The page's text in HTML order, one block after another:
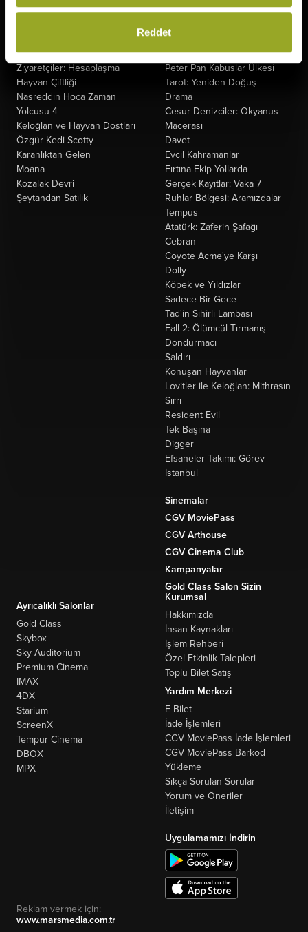
Reddet
Gün
Saplantı
Ziyaretçiler: Hesaplaşma
Hayvan Çiftliği
Nasreddin Hoca Zaman
Yolcusu 4
Keloğlan ve Hayvan Dostları
Özgür Kedi Scotty
Karanlıktan Gelen
Moana
Kozalak Devri
Şeytandan Satılık
Fırtınadan Önce
Oak Caddesi'nin Sonu
Paw Patrol: Dino Filmi
Peter Pan Kabuslar Ülkesi
Tarot: Yeniden Doğuş
Drama
Cesur Denizciler: Okyanus
Macerası
Davet
Evcil Kahramanlar
Fırtına Ekip Yollarda
Gerçek Kayıtlar: Vaka 7
Ruhlar Bölgesi: Aramızdalar
Tempus
Atatürk: Zaferin Şafağı
Cebran
Coyote Acme'ye Karşı
Dolly
Köpek ve Yıldızlar
Sadece Bir Gece
Tad'in Sihirli Lambası
Fall 2: Ölümcül Tırmanış
Dondurmacı
Saldırı
Konuşan Hayvanlar
Lovitler ile Keloğlan: Mithrasın
Sırrı
Resident Evil
Tek Başına
Digger
Efsaneler Takımı: Görev
İstanbul
Sinemalar
CGV MoviePass
CGV Arthouse
CGV Cinema Club
Kampanyalar
Gold Class Salon Sizin
Ayrıcalıklı Salonlar
Gold Class
Skybox
Sky Auditorium
Premium Cinema
IMAX
4DX
Starium
ScreenX
Tempur Cinema
DBOX
MPX
Kurumsal
Hakkımızda
İnsan Kaynakları
İşlem Rehberi
Özel Etkinlik Talepleri
Toplu Bilet Satış
Yardım Merkezi
E-Bilet
İade İşlemleri
CGV MoviePass İade İşlemleri
CGV MoviePass Barkod
Yükleme
Sıkça Sorulan Sorular
Yorum ve Öneriler
İletişim
Uygulamamızı İndirin
Reklam vermek için:
www.marsmedia.com.tr